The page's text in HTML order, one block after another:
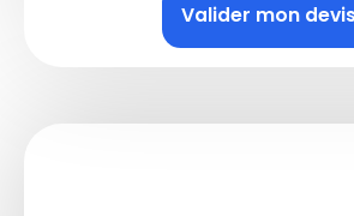
Valider mon devis